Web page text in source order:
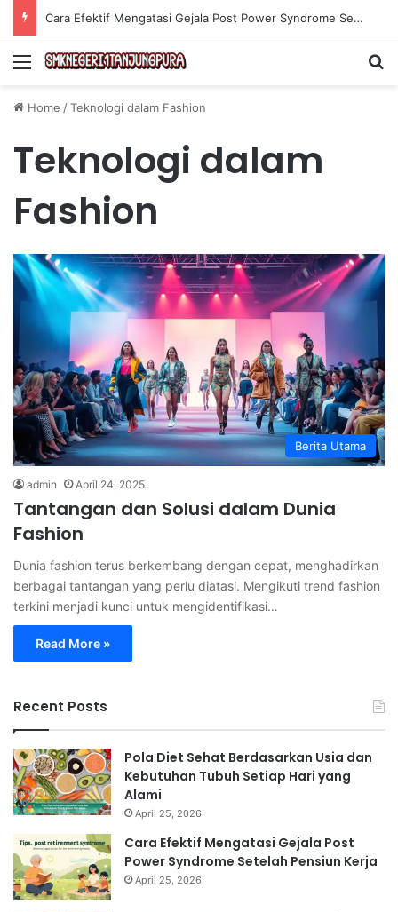
Cara Efektif Mengatasi Gejala Post Power Syndrome Setelah Pensiun Kerja
Menu
Home /Teknologi dalam Fashion
Teknologi dalam
Fashion
Berita Utama
admin April 24, 2025
Tantangan dan Solusi dalam Dunia
Fashion
Dunia fashion terus berkembang dengan cepat, menghadirkan
berbagai tantangan yang perlu diatasi. Mengikuti trend fashion
terkini menjadi kunci untuk mengidentifikasi…
Read More »
Recent Posts
Pola Diet Sehat Berdasarkan Usia dan
Kebutuhan Tubuh Setiap Hari yang
Alami
April 25, 2026
Cara Efektif Mengatasi Gejala Post
Power Syndrome Setelah Pensiun Kerja
April 25, 2026